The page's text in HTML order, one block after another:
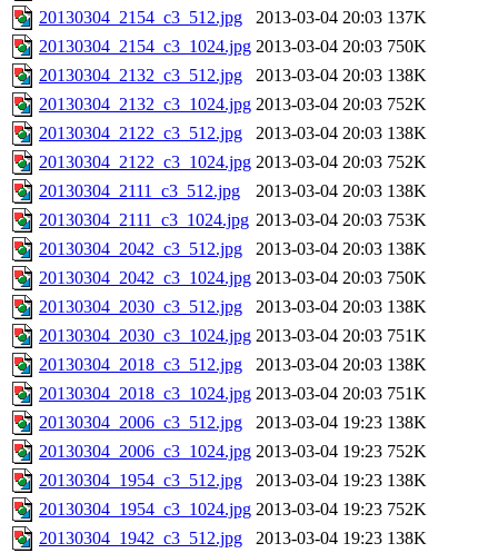
20130304_2154_c3_512.jpg
2013-03-04 20:03 137K
20130304_2154_c3_1024.jpg 2013-03-04 20:03 750K
20130304_2132_c3_512.jpg
2013-03-04 20:03 138K
20130304_2132_c3_1024.jpg 2013-03-04 20:03 752K
20130304_2122_c3_512.jpg
2013-03-04 20:03 138K
20130304_2122_c3_1024.jpg 2013-03-04 20:03 752K
20130304_2111_c3_512.jpg
2013-03-04 20:03 138K
20130304_2111_c3_1024.jpg 2013-03-04 20:03 753K
20130304_2042_c3_512.jpg
2013-03-04 20:03 138K
20130304_2042_c3_1024.jpg 2013-03-04 20:03 750K
20130304_2030_c3_512.jpg
2013-03-04 20:03 138K
20130304_2030_c3_1024.jpg 2013-03-04 20:03 751K
20130304_2018_c3_512.jpg
2013-03-04 20:03 138K
20130304_2018_c3_1024.jpg 2013-03-04 20:03 751K
20130304_2006_c3_512.jpg
2013-03-04 19:23 138K
20130304_2006_c3_1024.jpg 2013-03-04 19:23 752K
20130304_1954_c3_512.jpg
2013-03-04 19:23 138K
20130304_1954_c3_1024.jpg 2013-03-04 19:23 752K
20130304_1942_c3_512.jpg
2013-03-04 19:23 138K